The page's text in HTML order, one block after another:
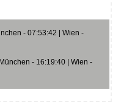
- 07:53:42 | Wien -
- 16:19:40 | Wien -